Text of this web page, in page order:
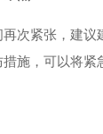
次紧张，建
施，可以将